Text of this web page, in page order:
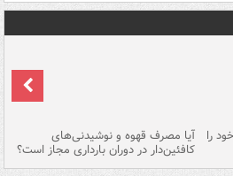
را آیا مصرف قهوه و نوشیدنی‌های
کافئین‌دار در دوران بارداری مجاز است؟